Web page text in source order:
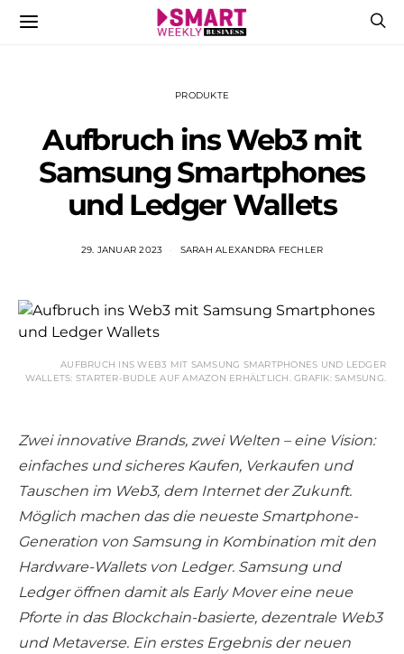
PRODUKTE
Aufbruch ins Web3 mit
Samsung Smartphones
und Ledger Wallets
29. JANUAR 2023 SARAH ALEXANDRA FECHLER
AUFBRUCH INS WEB3 MIT SAMSUNG SMARTPHONES UND LEDGER
WALLETS: STARTER-BUDLE AUF AMAZON ERHÄLTLICH. GRAFIK: SAMSUNG.
Zwei innovative Brands, zwei Welten – eine Vision:
einfaches und sicheres Kaufen, Verkaufen und
Tauschen im Web3, dem Internet der Zukunft.
Möglich machen das die neueste Smartphone-
Generation von Samsung in Kombination mit den
Hardware-Wallets von Ledger. Samsung und
Ledger öffnen damit als Early Mover eine neue
Pforte in das Blockchain-basierte, dezentrale Web3
und Metaverse. Ein erstes Ergebnis der neuen